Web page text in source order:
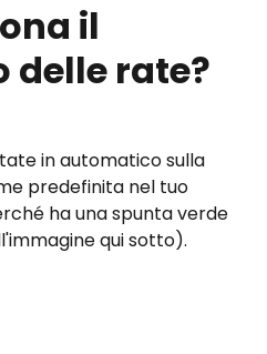
il
delle rate?
in automatico sulla
predefinita nel tuo
ha una spunta verde
qui sotto).